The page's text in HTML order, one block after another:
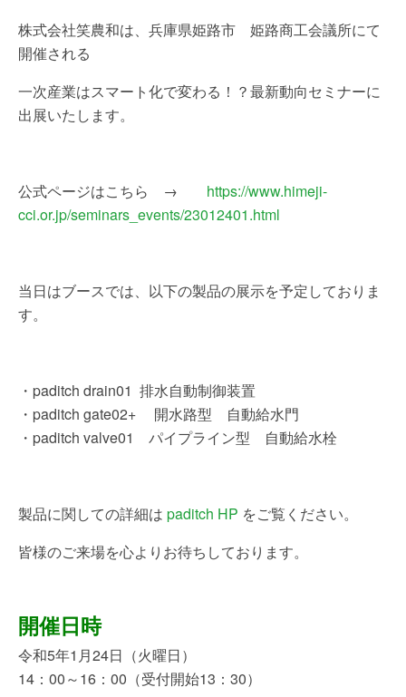
株式会社笑農和は、兵庫県姫路市 姫路商工会議所にて
開催される
一次産業はスマート化で変わる！？最新動向セミナーに
出展いたします。
公式ページはこちら →
https://www.himeji-
cci.or.jp/seminars_events/23012401.html
当日はブースでは、以下の製品の展示を予定しておりま
す。
・paditch drain01 排水自動制御装置
・paditch gate02+ 開水路型 自動給水門
・paditch valve01 パイプライン型 自動給水栓
製品に関しての詳細は paditch HP をご覧ください。
皆様のご来場を心よりお待ちしております。
開催日時
令和5年1月24日（火曜日）
14：00～16：00（受付開始13：30）